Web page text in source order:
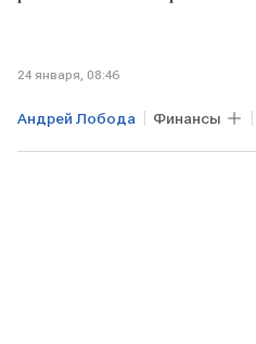
24 января, 08:46
Андрей Лобода Финансы
РФ Владимир Чистюхин